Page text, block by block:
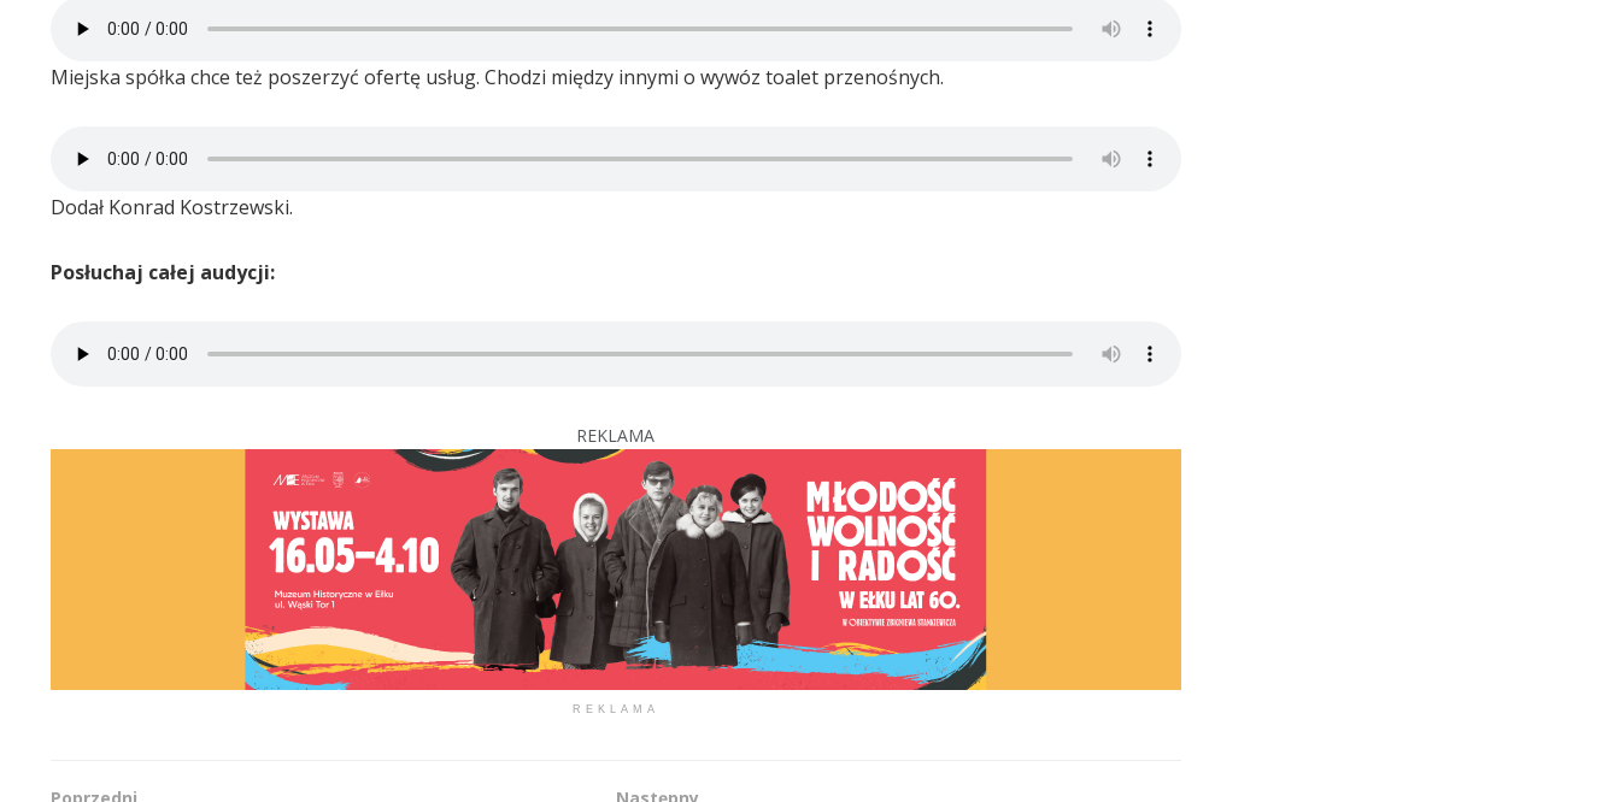
Miejska spółka chce też poszerzyć ofertę usług. Chodzi między innymi o wywóz toalet przenośnych.
Dodał Konrad Kostrzewski.
Posłuchaj całej audycji:
REKLAMA
REKLAMA
Poprzedni Następny